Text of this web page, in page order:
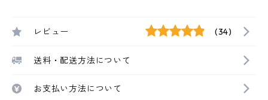
レビュー (34)
送料・配送方法について
お支払い方法について